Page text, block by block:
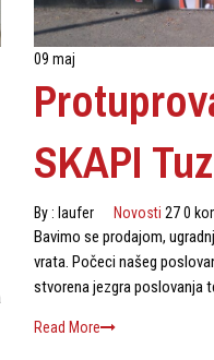
09 maj
SKAPI
By : laufer Novosti 27 0
Bavimo se prodajom,
vrata. Počeci našeg
stvorena jezgra poslovanja
Read More